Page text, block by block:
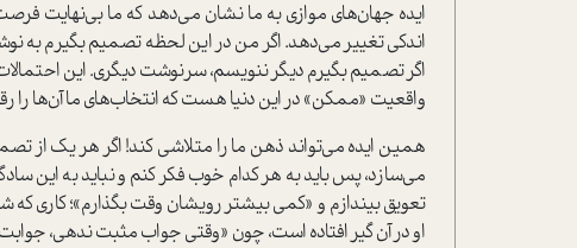
ایده جهان‌های موازی به ما نشان می‌دهد که ما بی‌نهایت
اندکی تغییر می‌دهد. اگر من در این لحظه تصمیم بگیرم به
اگر تصمیم بگیرم دیگر ننویسم، سرنوشت دیگری. این
واقعیت «ممکن» در این دنیا هست که انتخاب‌های ما آن‌ها را
همین ایده می‌تواند ذهن ما را متلاشی کند! اگر هر یک از
می‌سازد، پس باید به هر کدام خوب فکر کنم و نباید به این
تعویق بیندازم و «کمی بیشتر رویشان وقت بگذارم»؛ کاری
او در آن گیر افتاده است، چون «وقتی جواب مثبت ندهی،